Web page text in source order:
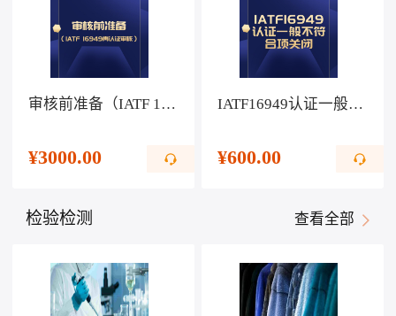
审核前准备（IATF 16949再认证审核）
¥3000.00
IATF16949认证一般不符合项关闭
¥600.00
检验检测 查看全部